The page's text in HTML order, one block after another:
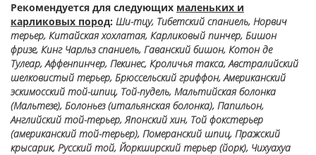
Рекомендуется для следующих маленьких и
карликовых пород: Ши-тцу, Тибетский спаниель, Норвич
терьер, Китайская хохлатая, Карликовый пинчер, Бишон
фризе, Кинг Чарльз спаниель, Гаванский бишон, Котон де
Тулеар, Аффенпинчер, Пекинес, Кроличья такса, Австралийский
шелковистый терьер, Брюссельский гриффон, Американский
эскимосский той-шпиц, Той-пудель, Мальтийская болонка
(Мальтезе), Болоньез (итальянская болонка), Папильон,
Английский той-терьер, Японский хин, Той фокстерьер
(американский той-терьер), Померанский шпиц, Пражский
крысарик, Русский той, Йоркширский терьер (йорк), Чихуахуа